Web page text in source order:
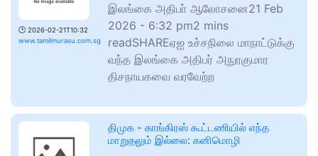
🕑 2026-02-21T10:32
www.tamilmurasu.com.sg
இலங்கை அதிபா் ஆலோசனை21 Feb
2026 - 6:32 pm2 mins
readSHAREஏஐ உச்சநிலை மாநாட்டுக்கு
வந்த இலங்கை அதிபர் அநுரகுமார
திசநாயகவை வரவேற்ற
திமுக - காங்கிரஸ் கூட்டணியில் எந்த
மாறுதலும் இல்லை: கனிமொழி